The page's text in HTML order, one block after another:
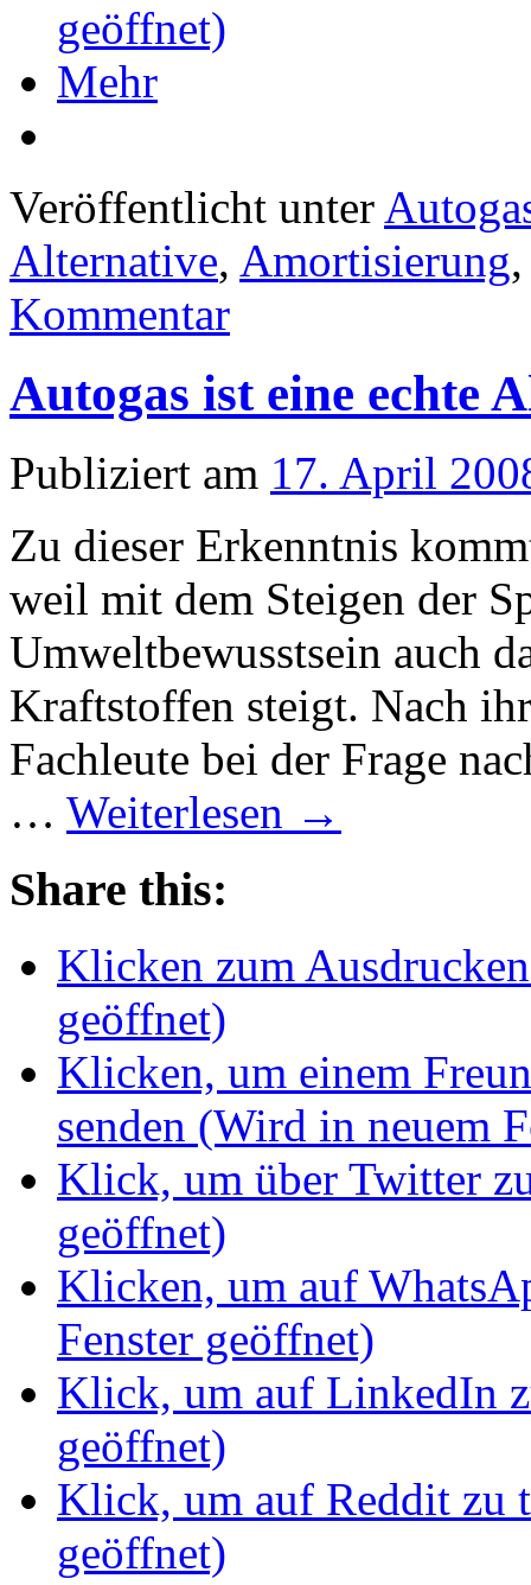
geöffnet)
Mehr
Veröffentlicht unter
Alternative, Amortisierung
Kommentar
Autogas ist eine echte
Publiziert am 17. April
Zu dieser Erkenntnis
weil mit dem Steigen der
Umweltbewusstsein auch
Kraftstoffen steigt. Nach
Fachleute bei der Frage
… Weiterlesen →
Share this:
Klicken zum
geöffnet)
Klicken, um einem
senden (Wird in neuem
Klick, um über Twitter
geöffnet)
Klicken, um auf
Fenster geöffnet)
Klick, um auf LinkedIn
geöffnet)
Klick, um auf Reddit zu
geöffnet)